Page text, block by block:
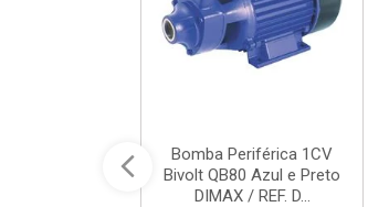
Bomba Periférica 1CV
Bivolt QB80 Azul e Preto
DIMAX / REF. D...